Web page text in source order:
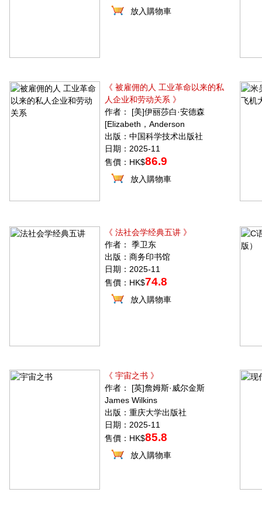
放入購物車
《 被雇佣的人 工业革命以来的私
人企业和劳动关系 》
作者： [美]伊丽莎白·安德森
[Elizabeth，Anderson
出版：中国科学技术出版社
日期：2025-11
售價：HK$86.9
放入購物車
《 法社会学经典五讲 》
作者： 季卫东
出版：商务印书馆
日期：2025-11
售價：HK$74.8
放入購物車
《 宇宙之书 》
作者： [英]詹姆斯·威尔金斯
James Wilkins
出版：重庆大学出版社
日期：2025-11
售價：HK$85.8
放入購物車